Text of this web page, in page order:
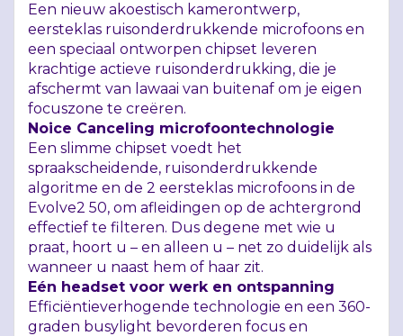
Een nieuw akoestisch kamerontwerp,
eersteklas ruisonderdrukkende microfoons en
een speciaal ontworpen chipset leveren
krachtige actieve ruisonderdrukking, die je
afschermt van lawaai van buitenaf om je eigen
focuszone te creëren.
Noice Canceling microfoontechnologie
Een slimme chipset voedt het
spraakscheidende, ruisonderdrukkende
algoritme en de 2 eersteklas microfoons in de
Evolve2 50, om afleidingen op de achtergrond
effectief te filteren. Dus degene met wie u
praat, hoort u – en alleen u – net zo duidelijk als
wanneer u naast hem of haar zit.
Eén headset voor werk en ontspanning
Efficiëntieverhogende technologie en een 360-
graden busylight bevorderen focus en